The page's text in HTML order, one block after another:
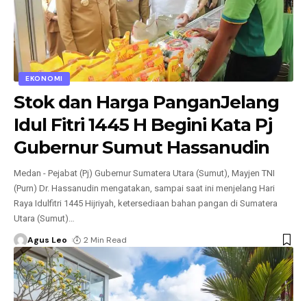
EKONOMI
Stok dan Harga PanganJelang
Idul Fitri 1445 H Begini Kata Pj
Gubernur Sumut Hassanudin
Medan - Pejabat (Pj) Gubernur Sumatera Utara (Sumut), Mayjen TNI
(Purn) Dr. Hassanudin mengatakan, sampai saat ini menjelang Hari
Raya Idulfitri 1445 Hijriyah, ketersediaan bahan pangan di Sumatera
Utara (Sumut)…
Agus Leo 2 Min Read